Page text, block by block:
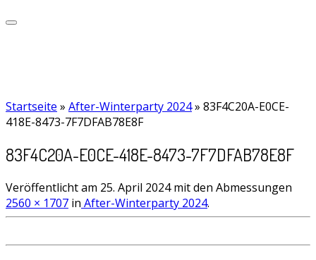
Startseite » After-Winterparty 2024» 83F4C20A-E0CE-
418E-8473-7F7DFAB78E8F
83F4C20A-E0CE-418E-8473-7F7DFAB78E8F
Veröffentlicht am 25. April 2024mit den Abmessungen
2560 × 1707 in After-Winterparty 2024.